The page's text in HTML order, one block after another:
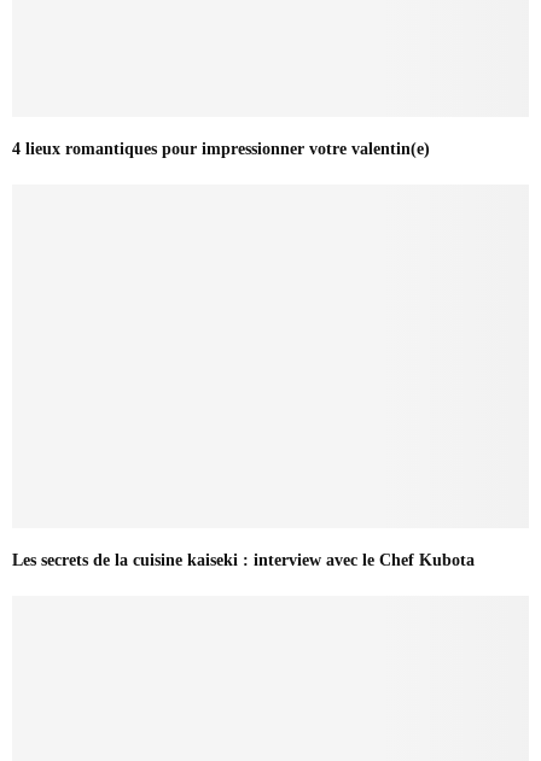
4 lieux romantiques pour impressionner votre valentin(e)
Les secrets de la cuisine kaiseki : interview avec le Chef Kubota